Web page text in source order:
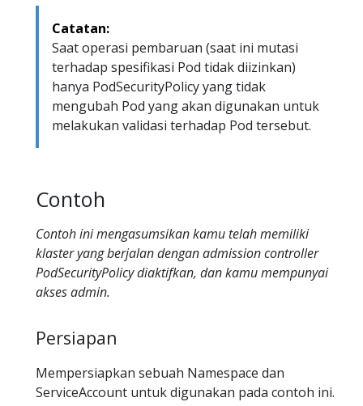
Catatan:
Saat operasi pembaruan (saat ini mutasi
terhadap spesifikasi Pod tidak diizinkan)
hanya PodSecurityPolicy yang tidak
mengubah Pod yang akan digunakan untuk
melakukan validasi terhadap Pod tersebut.
Contoh
Contoh ini mengasumsikan kamu telah memiliki
klaster yang berjalan denganadmission controller
PodSecurityPolicy diaktifkan, dan kamu mempunyai
akses admin.
Persiapan
Mempersiapkan sebuah Namespace dan
ServiceAccount untuk digunakan pada contoh ini.